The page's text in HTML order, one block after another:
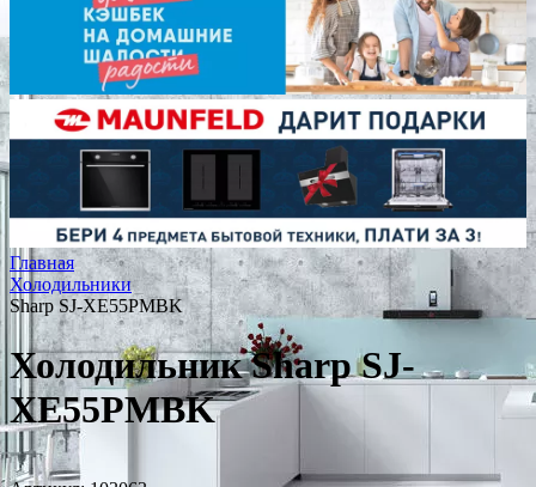
Главная
Холодильники
Sharp SJ-XE55PMBK
Холодильник Sharp SJ-
XE55PMBK